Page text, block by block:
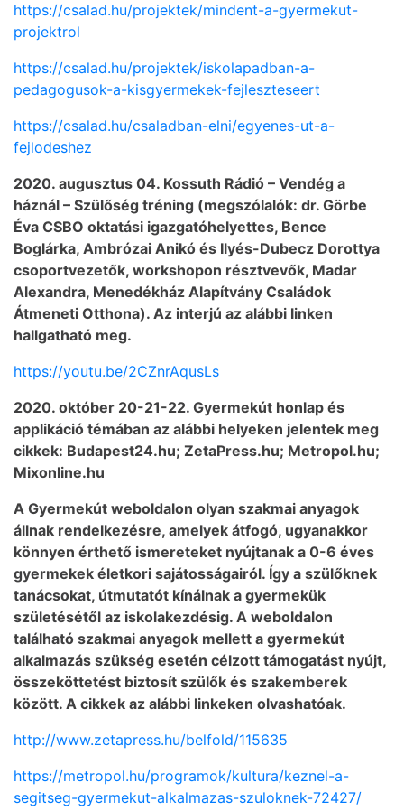
https://csalad.hu/projektek/mindent-a-gyermekut-
projektrol
https://csalad.hu/projektek/iskolapadban-a-
pedagogusok-a-kisgyermekek-fejleszteseert
https://csalad.hu/csaladban-elni/egyenes-ut-a-
fejlodeshez
2020. augusztus 04. Kossuth Rádió – Vendég a
háznál – Szülőség tréning (megszólalók: dr. Görbe
Éva CSBO oktatási igazgatóhelyettes, Bence
Boglárka, Ambrózai Anikó és Ilyés-Dubecz Dorottya
csoportvezetők, workshopon résztvevők, Madar
Alexandra, Menedékház Alapítvány Családok
Átmeneti Otthona). Az interjú az alábbi linken
hallgatható meg.
https://youtu.be/2CZnrAqusLs
2020. október 20-21-22. Gyermekút honlap és
applikáció témában az alábbi helyeken jelentek meg
cikkek: Budapest24.hu; ZetaPress.hu; Metropol.hu;
Mixonline.hu
A Gyermekút weboldalon olyan szakmai anyagok
állnak rendelkezésre, amelyek átfogó, ugyanakkor
könnyen érthető ismereteket nyújtanak a 0-6 éves
gyermekek életkori sajátosságairól. Így a szülőknek
tanácsokat, útmutatót kínálnak a gyermekük
születésétől az iskolakezdésig. A weboldalon
található szakmai anyagok mellett a gyermekút
alkalmazás szükség esetén célzott támogatást nyújt,
összeköttetést biztosít szülők és szakemberek
között. A cikkek az alábbi linkeken olvashatóak.
http://www.zetapress.hu/belfold/115635
https://metropol.hu/programok/kultura/keznel-a-
segitseg-gyermekut-alkalmazas-szuloknek-72427/